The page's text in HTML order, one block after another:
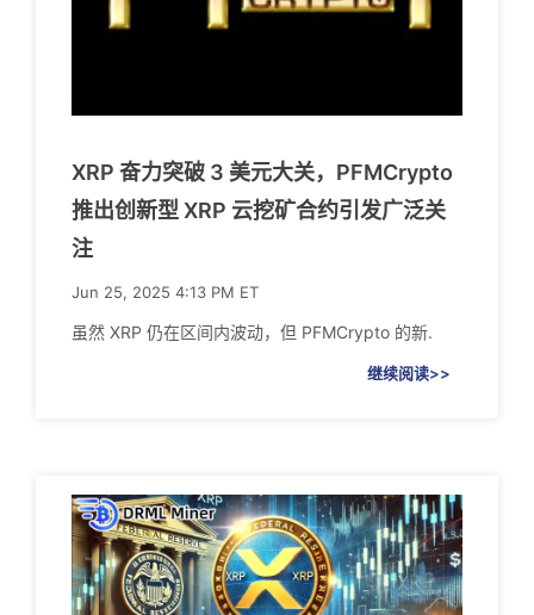
XRP 奋力突破 3 美元大关，PFMCrypto
推出创新型 XRP 云挖矿合约引发广泛关
注
Jun 25, 2025 4:13 PM ET
虽然 XRP 仍在区间内波动，但 PFMCrypto 的新.
继续阅读>>